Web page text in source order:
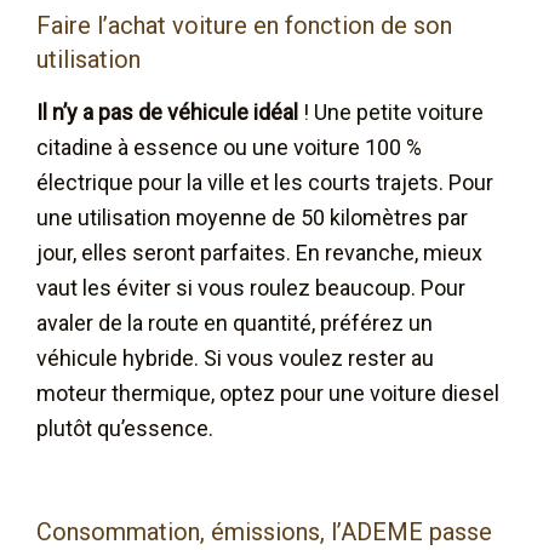
Faire l’achat voiture en fonction de son
utilisation
Il n’y a pas de véhicule idéal ! Une petite voiture
citadine à essence ou une voiture 100 %
électrique pour la ville et les courts trajets. Pour
une utilisation moyenne de 50 kilomètres par
jour, elles seront parfaites. En revanche, mieux
vaut les éviter si vous roulez beaucoup. Pour
avaler de la route en quantité, préférez un
véhicule hybride. Si vous voulez rester au
moteur thermique, optez pour une voiture diesel
plutôt qu’essence.
Consommation, émissions, l’ADEME passe